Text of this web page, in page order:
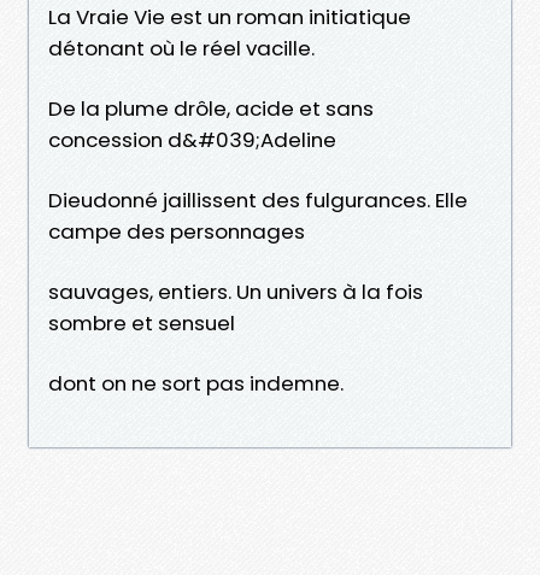
La Vraie Vie est un roman initiatique
détonant où le réel vacille.
De la plume drôle, acide et sans
concession d&#039;Adeline
Dieudonné jaillissent des fulgurances. Elle
campe des personnages
sauvages, entiers. Un univers à la fois
sombre et sensuel
dont on ne sort pas indemne.